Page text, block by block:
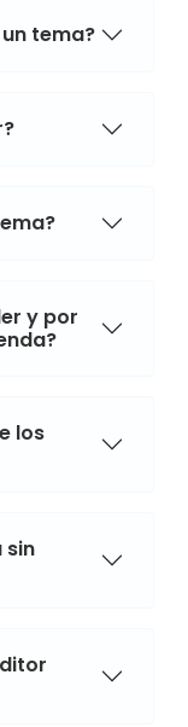
tema?
y por
los
sin